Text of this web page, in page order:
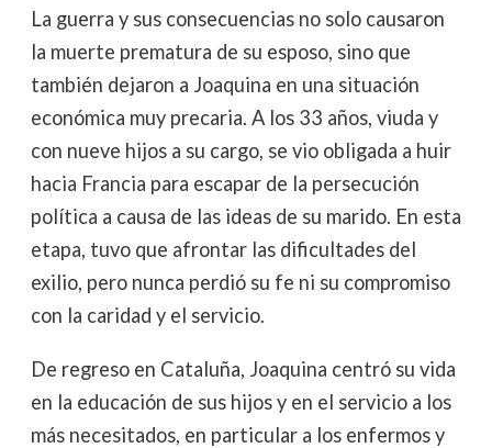
La guerra y sus consecuencias no solo causaron
la muerte prematura de su esposo, sino que
también dejaron a Joaquina en una situación
económica muy precaria. A los 33 años, viuda y
con nueve hijos a su cargo, se vio obligada a huir
hacia Francia para escapar de la persecución
política a causa de las ideas de su marido. En esta
etapa, tuvo que afrontar las dificultades del
exilio, pero nunca perdió su fe ni su compromiso
con la caridad y el servicio.
De regreso en Cataluña, Joaquina centró su vida
en la educación de sus hijos y en el servicio a los
más necesitados, en particular a los enfermos y